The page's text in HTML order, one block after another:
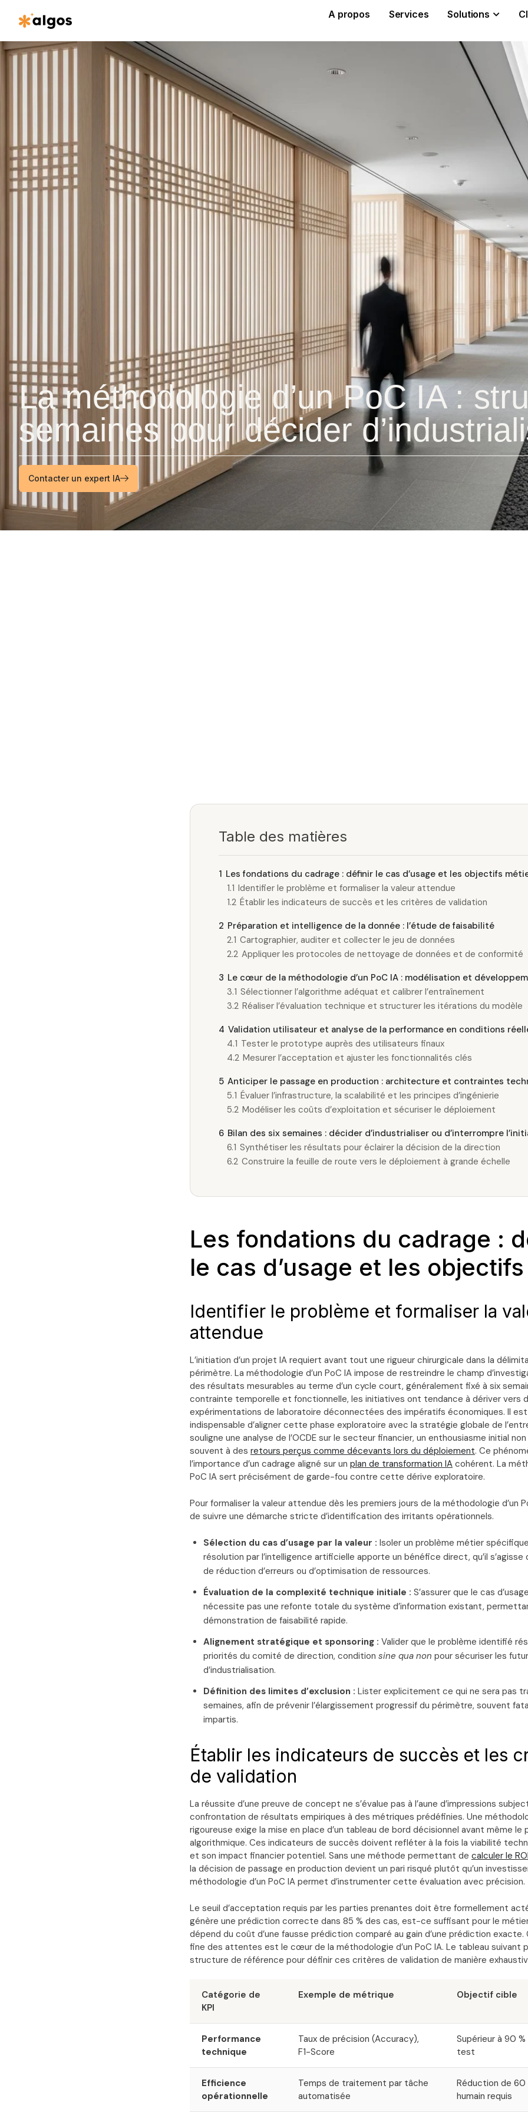
A propos Services Solutions
La méthodologie d’un PoC IA :
semaines pour décider
Contacter un expert IA
Table des matières
1 Les fondations du cadrage : définir le cas d’usage et les objectifs
1.1 Identifier le problème et formaliser la valeur attendue
1.2 Établir les indicateurs de succès et les critères de validation
2 Préparation et intelligence de la donnée : l’étude de faisabilité
2.1 Cartographier, auditer et collecter le jeu de données
2.2 Appliquer les protocoles de nettoyage de données et de conformité
3 Le cœur de la méthodologie d’un PoC IA : modélisation et
3.1 Sélectionner l’algorithme adéquat et calibrer l’entraînement
3.2 Réaliser l’évaluation technique et structurer les itérations du modèle
4 Validation utilisateur et analyse de la performance en conditions
4.1 Tester le prototype auprès des utilisateurs finaux
4.2 Mesurer l’acceptation et ajuster les fonctionnalités clés
5 Anticiper le passage en production : architecture et contraintes
5.1 Évaluer l’infrastructure, la scalabilité et les principes d’ingénierie
5.2 Modéliser les coûts d’exploitation et sécuriser le déploiement
6 Bilan des six semaines : décider d’industrialiser ou d’interrompre
6.1 Synthétiser les résultats pour éclairer la décision de la direction
6.2 Construire la feuille de route vers le déploiement à grande échelle
Les fondations du cadrage :
le cas d’usage et les
Identifier le problème et formaliser la
attendue
L’initiation d’un projet IA requiert avant tout une rigueur chirurgicale dans la
périmètre. La méthodologie d’un PoC IA impose de restreindre le champ
des résultats mesurables au terme d’un cycle court, généralement fixé à six
contrainte temporelle et fonctionnelle, les initiatives ont tendance à dériver vers
expérimentations de laboratoire déconnectées des impératifs économiques. Il
indispensable d’aligner cette phase exploratoire avec la stratégie globale de
souligne une analyse de l’OCDE sur le secteur financier, un enthousiasme initial
souvent à des retours perçus comme décevants lors du déploiement. Ce
l’importance d’un cadrage aligné sur un plan de transformation IA cohérent. La
PoC IA sert précisément de garde-fou contre cette dérive exploratoire.
Pour formaliser la valeur attendue dès les premiers jours de la méthodologie d’un
de suivre une démarche stricte d’identification des irritants opérationnels.
Sélection du cas d’usage par la valeur : Isoler un problème métier
résolution par l’intelligence artificielle apporte un bénéfice direct, qu’il s’agisse
de réduction d’erreurs ou d’optimisation de ressources.
Évaluation de la complexité technique initiale : S’assurer que le cas
nécessite pas une refonte totale du système d’information existant,
démonstration de faisabilité rapide.
Alignement stratégique et sponsoring : Valider que le problème identifié
priorités du comité de direction, condition sine qua non pour sécuriser les
d’industrialisation.
Définition des limites d’exclusion : Lister explicitement ce qui ne sera pas
semaines, afin de prévenir l’élargissement progressif du périmètre, souvent
impartis.
Établir les indicateurs de succès et les
de validation
La réussite d’une preuve de concept ne s’évalue pas à l’aune d’impressions
confrontation de résultats empiriques à des métriques prédéfinies. Une
rigoureuse exige la mise en place d’un tableau de bord décisionnel avant même
algorithmique. Ces indicateurs de succès doivent refléter à la fois la viabilité
et son impact financier potentiel. Sans une méthode permettant de calculer le
la décision de passage en production devient un pari risqué plutôt qu’un
méthodologie d’un PoC IA permet d’instrumenter cette évaluation avec précision.
Le seuil d’acceptation requis par les parties prenantes doit être formellement
génère une prédiction correcte dans 85 % des cas, est-ce suffisant pour le
dépend du coût d’une fausse prédiction comparé au gain d’une prédiction
fine des attentes est le cœur de la méthodologie d’un PoC IA. Le tableau suivant
structure de référence pour définir ces critères de validation de manière
Catégorie de
KPI
Exemple de métrique Objectif cible
Performance
technique
Taux de précision (Accuracy),
F1-Score
Supérieur à 90
test
Efficience
opérationnelle
Temps de traitement par tâche
automatisée
Réduction de 60
humain requis